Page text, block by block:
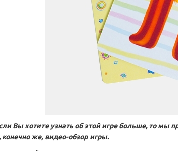
Вы хотите узнать об этой игре больше, то мы
конечно же, видео-обзор игры.